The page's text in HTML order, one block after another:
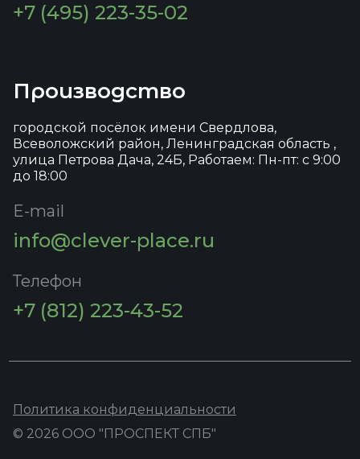
+7 (495) 223-35-02
Производство
городской посёлок имени Свердлова,
Всеволожский район, Ленинградская область ,
улица Петрова Дача, 24Б, Работаем: Пн-пт: с 9:00
до 18:00
E-mail
info@clever-place.ru
Телефон
+7 (812) 223-43-52
Политика конфиденциальности
© 2026 ООО "ПРОСПЕКТ СПБ"